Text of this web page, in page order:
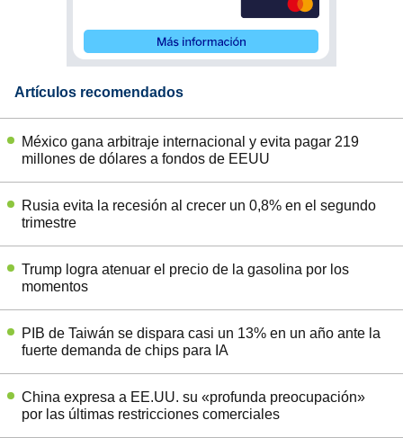
Artículos recomendados
México gana arbitraje internacional y evita pagar 219
millones de dólares a fondos de EEUU
Rusia evita la recesión al crecer un 0,8% en el segundo
trimestre
Trump logra atenuar el precio de la gasolina por los
momentos
PIB de Taiwán se dispara casi un 13% en un año ante la
fuerte demanda de chips para IA
China expresa a EE.UU. su «profunda preocupación»
por las últimas restricciones comerciales